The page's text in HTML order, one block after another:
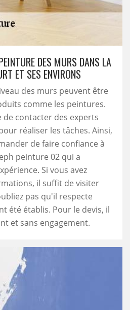
DES MURS DANS LA
ET SES ENVIRONS
des murs peuvent être
comme les peintures.
de contacter des experts
réaliser les tâches. Ainsi,
de faire confiance à
peinture 02 qui a
Si vous avez
il suffit de visiter
pas qu'il respecte
été établis. Pour le devis, il
et sans engagement.